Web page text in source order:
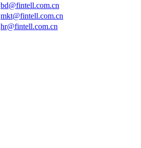
bd@fintell.com.cn
mkt@fintell.com.cn
hr@fintell.com.cn